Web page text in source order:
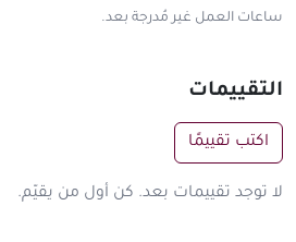
ساعات العمل غير مُدرجة بعد.
التقييمات
اكتب تقييمًا
لا توجد تقييمات بعد. كن أول من يقيّم.